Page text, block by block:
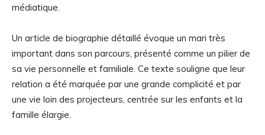
médiatique.
Un article de biographie détaillé évoque un mari très
important dans son parcours, présenté comme un pilier de
sa vie personnelle et familiale. Ce texte souligne que leur
relation a été marquée par une grande complicité et par
une vie loin des projecteurs, centrée sur les enfants et la
famille élargie.